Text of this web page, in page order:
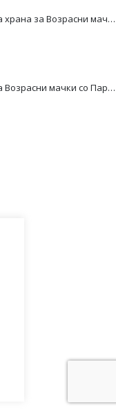
Whiskas Pure Delight Влажна храна за Возрасни мачки со Парчиња Пилешко и Мисирка во желе [СЕТ 16x Кесичка 4x85гр]
Whiskas 1+ Влажна храна за Возрасни мачки со Парчиња Мисирка во сос [СЕТ 60x Кесичка 85гр]